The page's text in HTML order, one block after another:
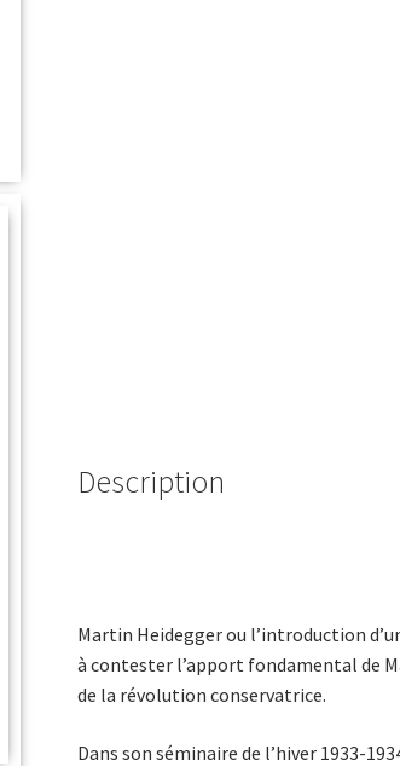
Description
Martin Heidegger ou l’introduction
à contester l’apport fondamental de
de la révolution conservatrice.
Dans son séminaire de l’hiver 1933-